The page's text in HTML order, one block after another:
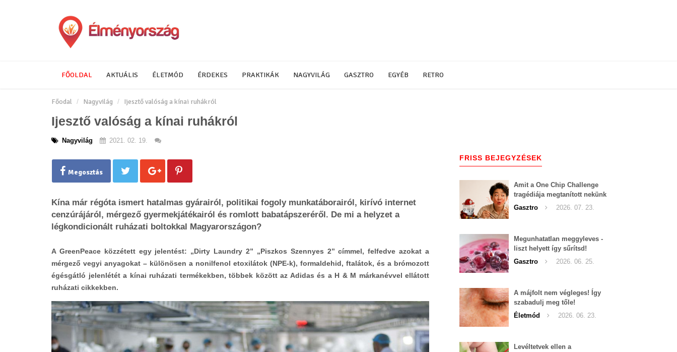
FŐOLDAL AKTUÁLIS ÉLETMÓD ÉRDEKES PRAKTIKÁK NAGYVILÁG GASZTRO EGYÉB RETRO
Főodal Nagyvilág Ijesztő valóság a kínai ruhákról
Ijesztő valóság a kínai ruhákról
Nagyvilág 2021. 02. 19.
Megosztás
Kína már régóta ismert hatalmas gyárairól, politikai fogoly munkatáborairól, kirívó internet
cenzúrájáról, mérgező gyermekjátékairól és romlott babatápszeréről. De mi a helyzet a
légkondicionált ruházati boltokkal Magyarországon?
A GreenPeace közzétett egy jelentést: „Dirty Laundry 2” „Piszkos Szennyes 2” címmel, felfedve azokat a
mérgező vegyi anyagokat – különösen a nonilfenol etoxilátok (NPE-k), formaldehid, ftalátok, és a brómozott
égésgátló jelenlétét a kínai ruházati termékekben, többek között az Adidas és a H & M márkanévvel ellátott
ruházati cikkekben.
FRISS BEJEGYZÉSEK
Amit a One Chip Challenge
tragédiája megtanított nekünk
a csípős kihívásokról
Gasztro 2026. 07. 23.
Megunhatatlan meggyleves -
liszt helyett így sűrítsd!
Gasztro
2026. 06. 25.
A májfolt nem végleges! Így
szabadulj meg tőle!
Életmód
2026. 06. 23.
Levéltetvek ellen a